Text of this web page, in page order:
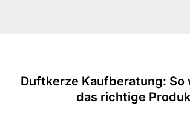
Duftkerze Kaufberatung: So
das richtige